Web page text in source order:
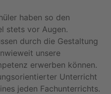
haben so den
stets vor Augen.
durch die Gestaltung
unsere
erwerben können.
Unterricht
jeden Fachunterrichts.